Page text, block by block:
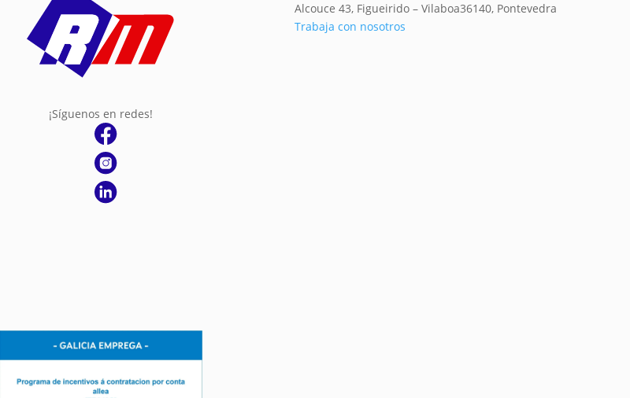
¡Síguenos en redes!
Alcouce 43, Figueirido – Vilaboa36140, Pontevedra
Trabaja con nosotros